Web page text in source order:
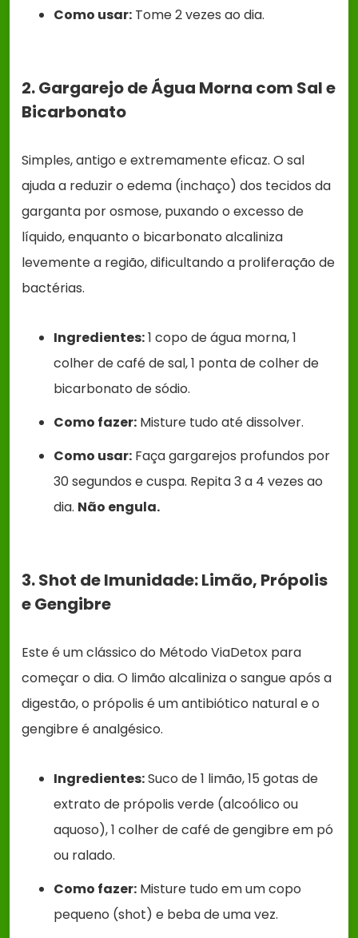
Como usar: Tome 2 vezes ao dia.
2. Gargarejo de Água Morna com Sal e
Bicarbonato
Simples, antigo e extremamente eficaz. O sal
ajuda a reduzir o edema (inchaço) dos tecidos da
garganta por osmose, puxando o excesso de
líquido, enquanto o bicarbonato alcaliniza
levemente a região, dificultando a proliferação de
bactérias.
Ingredientes:1 copo de água morna, 1
colher de café de sal, 1 ponta de colher de
bicarbonato de sódio.
Como fazer: Misture tudo até dissolver.
Como usar: Faça gargarejos profundos por
30 segundos e cuspa. Repita 3 a 4 vezes ao
dia. Não engula.
3. Shot de Imunidade: Limão, Própolis
e Gengibre
Este é um clássico do Método ViaDetox para
começar o dia. O limão alcaliniza o sangue após a
digestão, o própolis é um antibiótico natural e o
gengibre é analgésico.
Ingredientes:Suco de 1 limão, 15 gotas de
extrato de própolis verde (alcoólico ou
aquoso), 1 colher de café de gengibre em pó
ou ralado.
Como fazer: Misture tudo em um copo
pequeno (shot) e beba de uma vez.